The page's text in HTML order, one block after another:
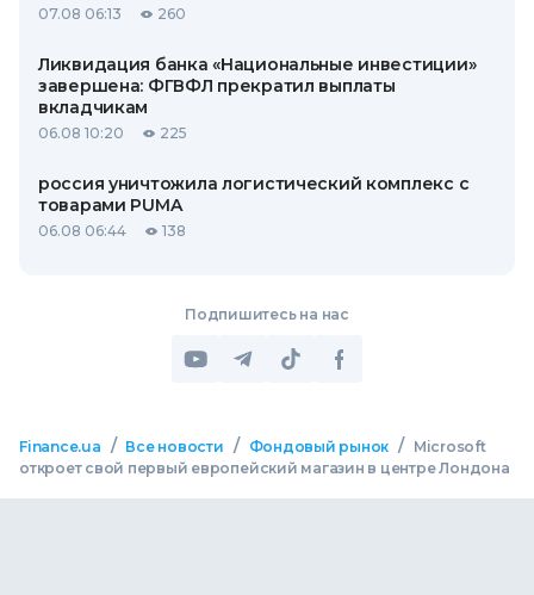
07.08 06:13 260
Ликвидация банка «Национальные инвестиции»
завершена: ФГВФЛ прекратил выплаты
вкладчикам
06.08 10:20 225
россия уничтожила логистический комплекс с
товарами PUMA
06.08 06:44 138
Подпишитесь на нас
Finance.ua / Все новости / Фондовый рынок /
Microsoft
откроет свой первый европейский магазин в центре Лондона